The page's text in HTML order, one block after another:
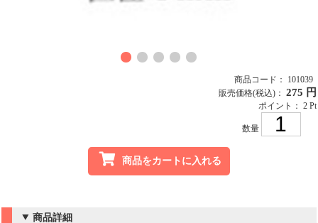
商品コード： 101039
販売価格(税込)： 275 円
ポイント： 2 Pt
数量
商品をカートに入れる
商品詳細